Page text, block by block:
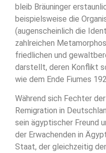
bleib Bräuninger
beispielsweise die
(augenscheinlich die
zahlreichen
friedlichen und
darstellt, deren Konflikt
wie dem Ende Fiumes
Während sich Fechter
Remigration in
sein ägyptischer Freund
der Erwachenden in
Staat, der gleichzeitig